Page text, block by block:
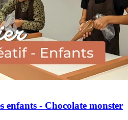
enfants - Chocolate monster